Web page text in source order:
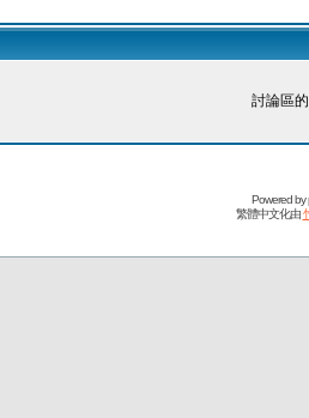
討論區
Powered by
繁體中文化由